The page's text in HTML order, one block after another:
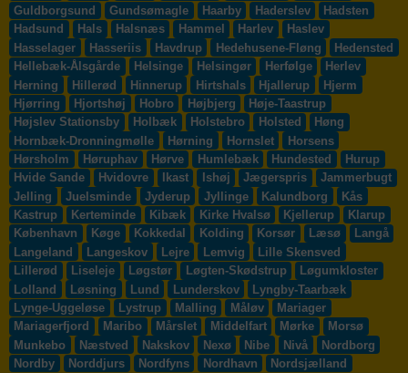
Guldborgsund
Gundsømagle Haarby Haderslev
Hadsten
Hadsund
Hals Halsnæs Hammel Harlev
Haslev
Hasselager
Hasseriis Havdrup Hedehusene-Fløng
Hedensted
Hellebæk-Ålsgårde
Helsinge Helsingør Herfølge
Herlev
Herning
Hillerød Hinnerup Hirtshals Hjallerup
Hjerm
Hjørring
Hjortshøj Hobro Højbjerg
Høje-Taastrup
Højslev Stationsby
Holbæk Holstebro Holsted
Høng
Hornbæk-Dronningmølle
Hørning Hornslet
Horsens
Hørsholm
Høruphav Hørve Humlebæk Hundested
Hurup
Hvide Sande
Hvidovre Ikast Ishøj Jægerspris
Jammerbugt
Jelling
Juelsminde Jyderup Jyllinge Kalundborg
Kås
Kastrup
Kerteminde Kibæk Kirke Hvalsø Kjellerup
Klarup
København
Køge Kokkedal Kolding Korsør Læsø
Langå
Langeland
Langeskov Lejre Lemvig
Lille Skensved
Lillerød
Liseleje Løgstør Løgten-Skødstrup
Løgumkloster
Lolland
Løsning Lund Lunderskov
Lyngby-Taarbæk
Lynge-Uggeløse
Lystrup Malling Måløv
Mariager
Mariagerfjord
Maribo Mårslet Middelfart Mørke
Morsø
Munkebo
Næstved Nakskov Nexø Nibe Nivå
Nordborg
Nordby
Norddjurs Nordfyns Nordhavn
Nordsjælland